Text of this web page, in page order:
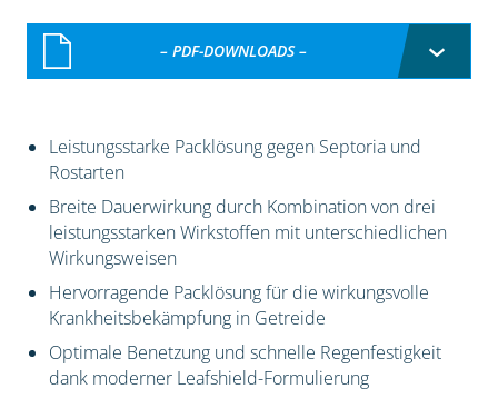
– PDF-DOWNLOADS –
Leistungsstarke Packlösung gegen Septoria und
Rostarten
Breite Dauerwirkung durch Kombination von drei
leistungsstarken Wirkstoffen mit unterschiedlichen
Wirkungsweisen
Hervorragende Packlösung für die wirkungsvolle
Krankheitsbekämpfung in Getreide
Optimale Benetzung und schnelle Regenfestigkeit
dank moderner Leafshield-Formulierung